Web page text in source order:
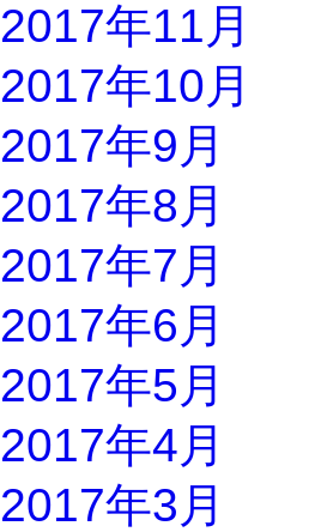
2017年11月
2017年10月
2017年9月
2017年8月
2017年7月
2017年6月
2017年5月
2017年4月
2017年3月